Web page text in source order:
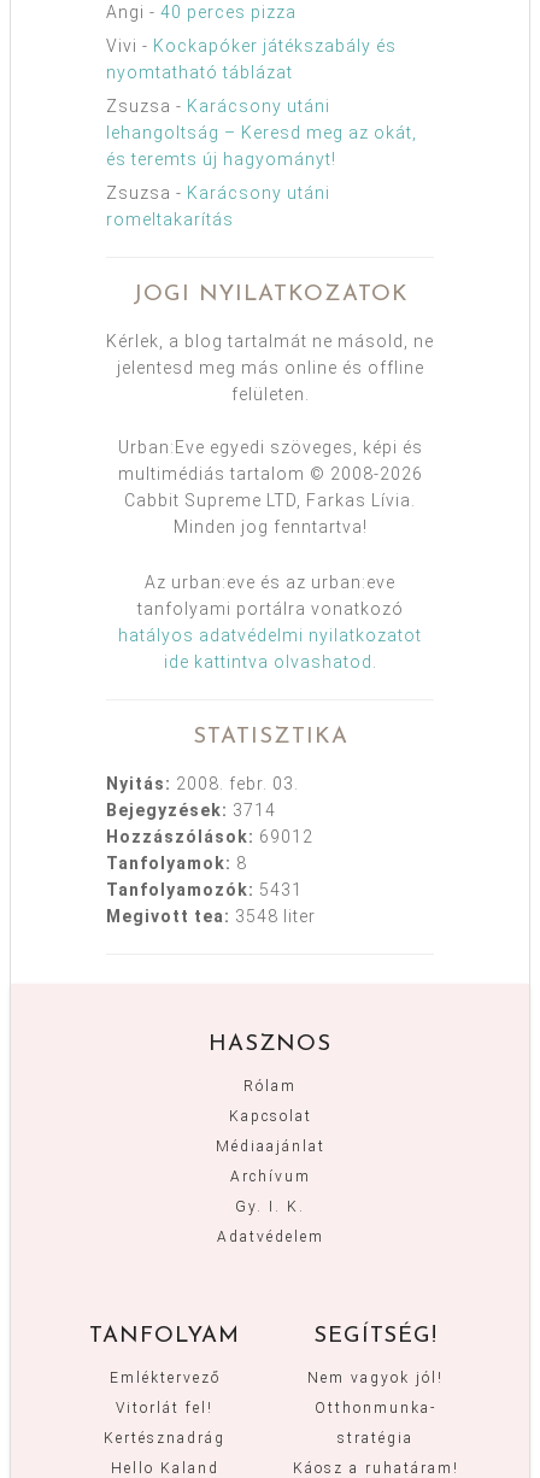
Angi - 40 perces pizza
Vivi - Kockapóker játékszabály és
nyomtatható táblázat
Zsuzsa - Karácsony utáni
lehangoltság – Keresd meg az okát,
és teremts új hagyományt!
Zsuzsa - Karácsony utáni
romeltakarítás
JOGI NYILATKOZATOK
Kérlek, a blog tartalmát ne másold, ne
jelentesd meg más online és offline
felületen.
Urban:Eve egyedi szöveges, képi és
multimédiás tartalom © 2008-2026
Cabbit Supreme LTD, Farkas Lívia.
Minden jog fenntartva!
Az urban:eve és az urban:eve
tanfolyami portálra vonatkozó
hatályos adatvédelmi nyilatkozatot
ide kattintva olvashatod
STATISZTIKA
Nyitás: 2008. febr. 03.
Bejegyzések: 3714
Hozzászólások: 69012
Tanfolyamok: 8
Tanfolyamozók: 5431
Megivott tea: 3548 liter
HASZNOS
Rólam
Kapcsolat
Médiaajánlat
Archívum
Gy. I. K.
Adatvédelem
TANFOLYAM
Emléktervező
Vitorlát fel!
Kertésznadrág
Hello Kaland
SEGÍTSÉG!
Nem vagyok jól!
Otthonmunka-
stratégia
Káosz a ruhatáram!